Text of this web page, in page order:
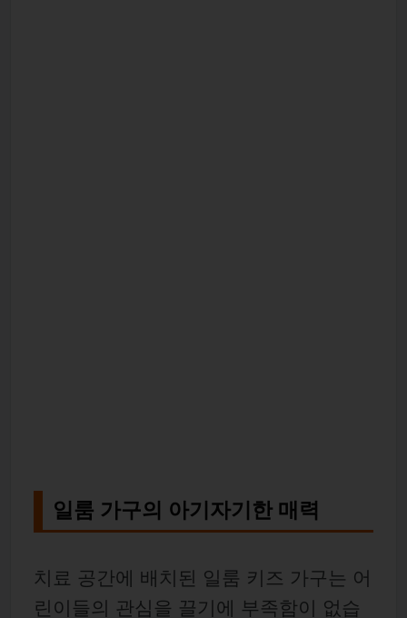
일룸 가구의 아기자기한 매력
치료 공간에 배치된 일룸 키즈 가구는 어
린이들의 관심을 끌기에 부족함이 없습